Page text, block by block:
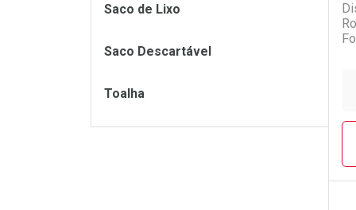
Saco de Lixo
Saco Descartável
Toalha